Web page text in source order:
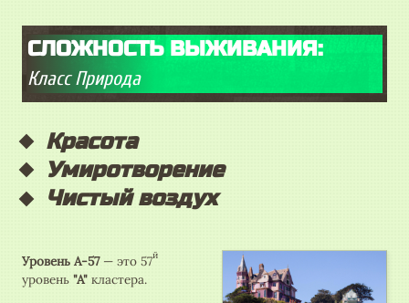
СЛОЖНОСТЬ ВЫЖИВАНИЯ:
Класс Природа
Красота
Умиротворение
Чистый воздух
Уровень А-57— это 57й
уровень "А" кластера.